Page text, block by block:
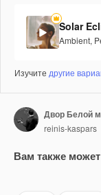
Solar
Ambient,
Изучите другие
Двор Белой
reinis-kaspars
Вам также